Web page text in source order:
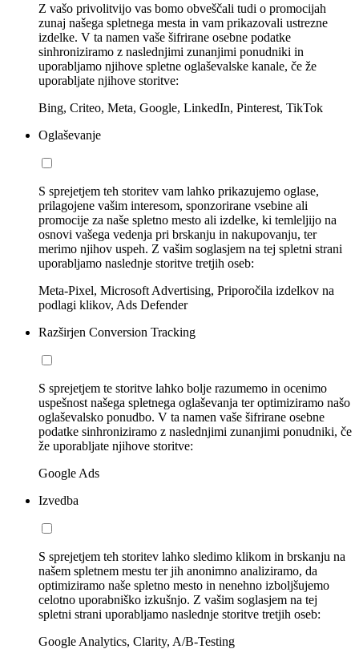
Z vašo privolitvijo vas bomo obveščali tudi o promocijah
zunaj našega spletnega mesta in vam prikazovali ustrezne
izdelke. V ta namen vaše šifrirane osebne podatke
sinhroniziramo z naslednjimi zunanjimi ponudniki in
uporabljamo njihove spletne oglaševalske kanale, če že
uporabljate njihove storitve:
Bing, Criteo, Meta, Google, LinkedIn, Pinterest, TikTok
Oglaševanje
S sprejetjem teh storitev vam lahko prikazujemo oglase,
prilagojene vašim interesom, sponzorirane vsebine ali
promocije za naše spletno mesto ali izdelke, ki temleljijo na
osnovi vašega vedenja pri brskanju in nakupovanju, ter
merimo njihov uspeh. Z vašim soglasjem na tej spletni strani
uporabljamo naslednje storitve tretjih oseb:
Meta-Pixel, Microsoft Advertising, Priporočila izdelkov na
podlagi klikov, Ads Defender
Razširjen Conversion Tracking
S sprejetjem te storitve lahko bolje razumemo in ocenimo
uspešnost našega spletnega oglaševanja ter optimiziramo našo
oglaševalsko ponudbo. V ta namen vaše šifrirane osebne
podatke sinhroniziramo z naslednjimi zunanjimi ponudniki, če
že uporabljate njihove storitve:
Google Ads
Izvedba
S sprejetjem teh storitev lahko sledimo klikom in brskanju na
našem spletnem mestu ter jih anonimno analiziramo, da
optimiziramo naše spletno mesto in nenehno izboljšujemo
celotno uporabniško izkušnjo. Z vašim soglasjem na tej
spletni strani uporabljamo naslednje storitve tretjih oseb:
Google Analytics, Clarity, A/B-Testing